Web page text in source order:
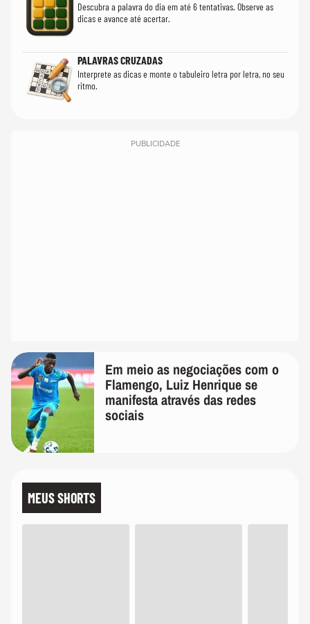
Descubra a palavra do dia em até 6 tentativas. Observe as
dicas e avance até acertar.
PALAVRAS CRUZADAS
Interprete as dicas e monte o tabuleiro letra por letra, no seu
ritmo.
PUBLICIDADE
Em meio as negociações com o
Flamengo, Luiz Henrique se
manifesta através das redes
sociais
MEUS SHORTS